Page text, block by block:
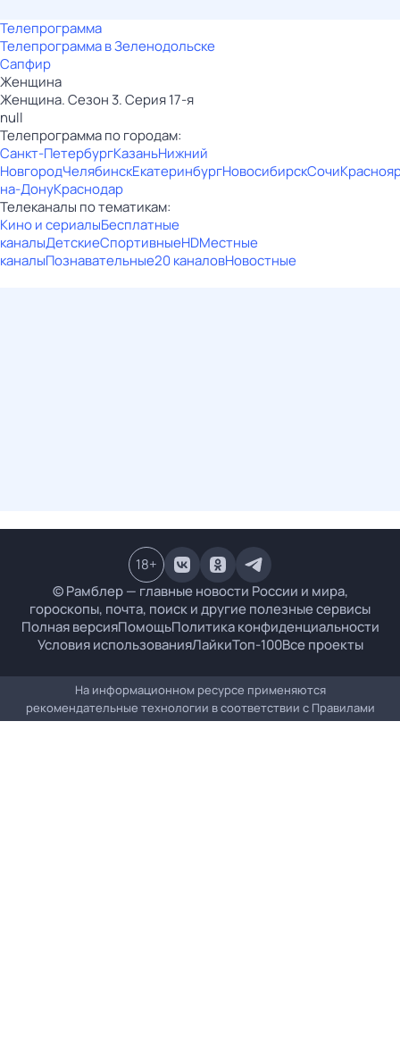
Телепрограмма
Телепрограмма в Зеленодольске
Сапфир
Женщина
Женщина. Сезон 3. Серия 17-я
null
Телепрограмма по городам:
Санкт-ПетербургКазаньНижний
НовгородЧелябинскЕкатеринбургНовосибирскСочи
на-ДонуКраснодар
Телеканалы по тематикам:
Кино и сериалыБесплатные
каналыДетскиеСпортивныеHDМестные
каналыПознавательные20 каналовНовостные
© Рамблер — главные новости России и мира,
гороскопы, почта, поиск и другие полезные сервисы
Полная версияПомощьПолитика конфиденциальности
Условия использованияЛайкиТоп-100Все проекты
18+
На информационном ресурсе применяются
рекомендательные технологии в соответствии с Правилами